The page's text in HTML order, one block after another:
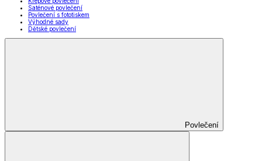
Saténové povlečení
Povlečení s fototiskem
Výhodné sady
Dětské povlečení
Povlečení